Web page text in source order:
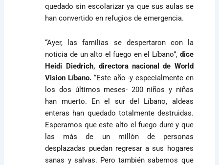
quedado sin escolarizar ya que sus aulas se
han convertido en refugios de emergencia.
“Ayer, las familias se despertaron con la
noticia de un alto el fuego en el Líbano”, dice
Heidi Diedrich, directora nacional de World
Vision Líbano. “Este año -y especialmente en
los dos últimos meses- 200 niños y niñas
han muerto. En el sur del Líbano, aldeas
enteras han quedado totalmente destruidas.
Esperamos que este alto el fuego dure y que
las más de un millón de personas
desplazadas puedan regresar a sus hogares
sanas y salvas. Pero también sabemos que